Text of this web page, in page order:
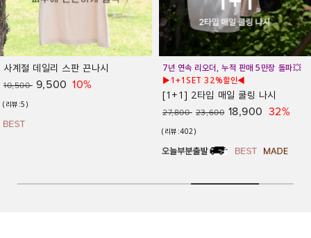
사계절 데일리 스판 끈나시
10,500 9,500 10%
(리뷰:5)
7년 연속 리오더, 누적 판매 5만장 돌파💥
▶1+1SET 32%할인◀
[1+1] 2타입 매일 쿨링 나시
27,800 23,600 18,900 32%
(리뷰:402)